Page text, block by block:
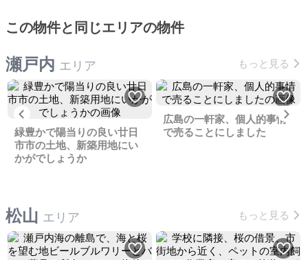
この物件と同じエリアの物件
瀬戸内 エリア もっと見る
Previous
緑豊かで陽当りの良い廿日
市市の土地、新築用地にい
かがでしょうか
広島の一軒家、個人的事情
で売ることにしました
松山 エリア もっと見る